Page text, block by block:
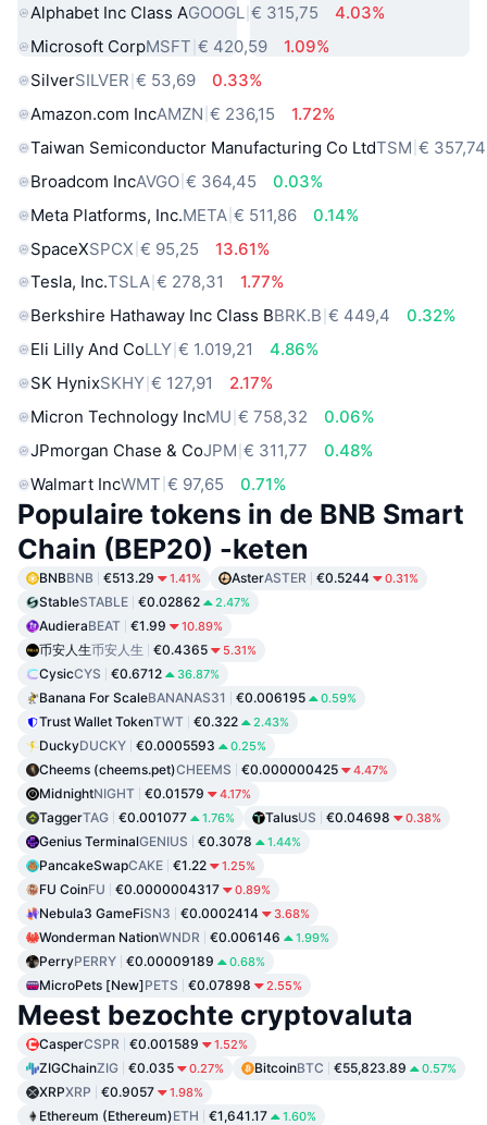
Alphabet Inc Class AGOOGL € 315,75
4.03%
Microsoft CorpMSFT € 420,59
1.09%
SilverSILVER € 53,69
0.33%
Amazon.com IncAMZN € 236,15
1.72%
Taiwan Semiconductor Manufacturing Co LtdTSM € 357,74
Broadcom IncAVGO € 364,45
0.03%
Meta Platforms, Inc.META € 511,86
0.14%
SpaceXSPCX € 95,25
13.61%
Tesla, Inc.TSLA € 278,31
1.77%
Berkshire Hathaway Inc Class BBRK.B € 449,4
0.32%
Eli Lilly And CoLLY € 1.019,21
4.86%
SK HynixSKHY € 127,91
2.17%
Micron Technology IncMU € 758,32
0.06%
JPmorgan Chase & CoJPM € 311,77
0.48%
Walmart IncWMT € 97,65 0.71%
Populaire tokens in de BNB Smart
Chain (BEP20) -keten
BNBBNB €513.29 1.41% AsterASTER €0.5244 0.31%
StableSTABLE €0.02862 2.47%
AudieraBEAT €1.99 10.89%
币安人生币安人生 €0.4365 5.31%
CysicCYS €0.6712 36.87%
Banana For ScaleBANANAS31 €0.006195 0.59%
Trust Wallet TokenTWT €0.322 2.43%
DuckyDUCKY €0.0005593 0.25%
Cheems (cheems.pet)CHEEMS €0.000000425 4.47%
MidnightNIGHT €0.01579 4.17%
TaggerTAG €0.001077 1.76% TalusUS €0.04698 0.38%
Genius TerminalGENIUS €0.3078 1.44%
PancakeSwapCAKE €1.22 1.25%
FU CoinFU €0.0000004317 0.89%
Nebula3 GameFiSN3 €0.0002414 3.68%
Wonderman NationWNDR €0.006146 1.99%
PerryPERRY €0.00009189 0.68%
MicroPets [New]PETS €0.07898 2.55%
Meest bezochte cryptovaluta
CasperCSPR €0.001589 1.52%
ZIGChainZIG €0.035 0.27% BitcoinBTC €55,823.89 0.57%
XRPXRP €0.9057 1.98%
Ethereum (Ethereum)ETH €1,641.17 1.60%